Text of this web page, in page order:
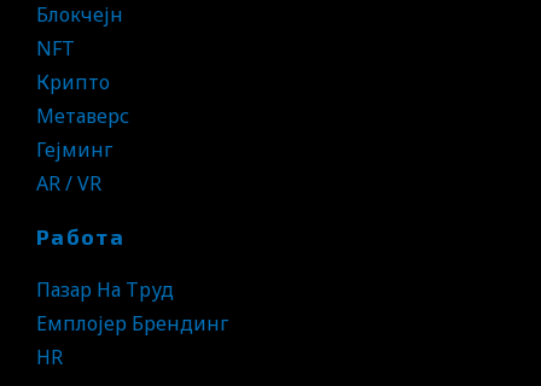
Блокчејн
NFT
Крипто
Метаверс
Гејминг
AR / VR
Работа
Пазар На Труд
Емплојер Брендинг
HR